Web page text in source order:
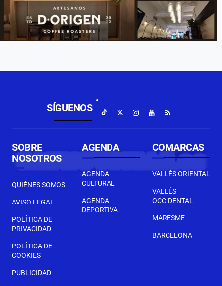
SÍGUENOS
SOBRE
NOSOTROS
QUIÉNES SOMOS
AVISO LEGAL
POLÍTICA DE
PRIVACIDAD
POLÍTICA DE
COOKIES
PUBLICIDAD
AGENDA
AGENDA
CULTURAL
AGENDA
DEPORTIVA
COMARCAS
VALLÉS ORIENTAL
VALLÉS
OCCIDENTAL
MARESME
BARCELONA